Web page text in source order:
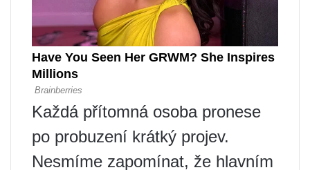
Každá přítomná osoba pronese
po probuzení krátký projev.
Nesmíme zapomínat, že hlavním